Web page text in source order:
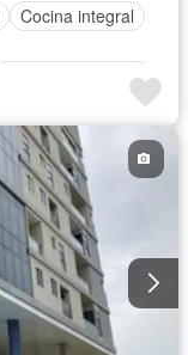
Cocina integral
Cuarto de servicio